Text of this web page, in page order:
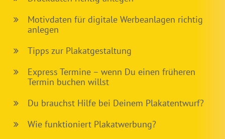
Motivdaten für digitale Werbeanlagen richtig
anlegen
Tipps zur Plakatgestaltung
Express Termine – wenn Du einen früheren
Termin buchen willst
Du brauchst Hilfe bei Deinem Plakatentwurf?
Wie funktioniert Plakatwerbung?